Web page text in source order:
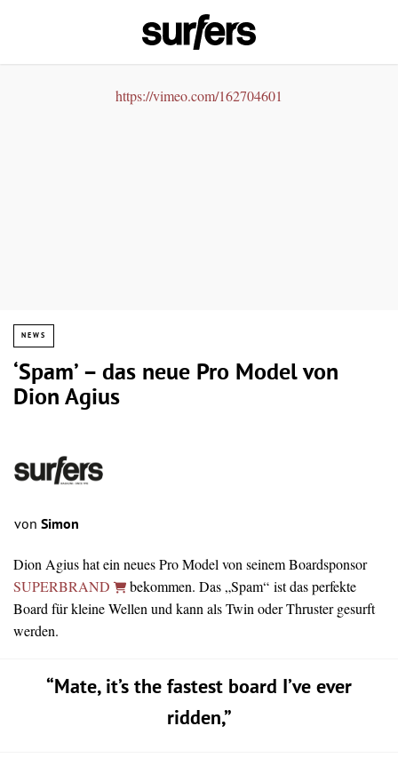
https://vimeo.com/162704601
NEWS
‘Spam’ – das neue Pro Model von
Dion Agius
von Simon
Dion Agius hat ein neues Pro Model von seinem Boardsponsor
SUPERBRAND
bekommen. Das „Spam“ ist das perfekte
Board für kleine Wellen und kann als Twin oder Thruster gesurft
werden.
“Mate, it’s the fastest board I’ve ever
ridden,”